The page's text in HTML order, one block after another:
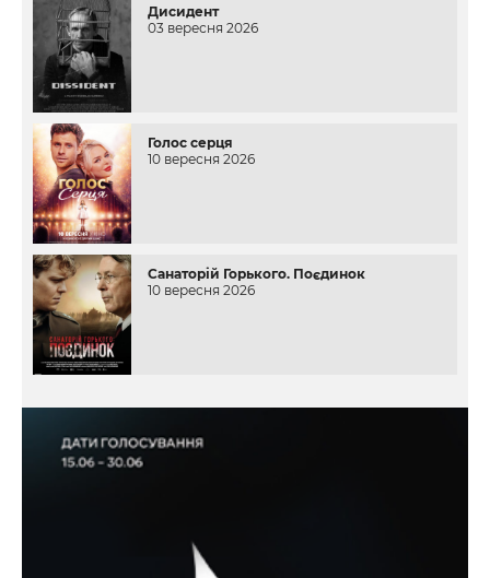
Дисидент
03 вересня 2026
Голос серця
10 вересня 2026
Санаторій Горького. Поєдинок
10 вересня 2026